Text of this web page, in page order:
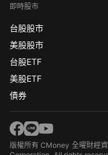
即時股市
台股股市
美股股市
台股ETF
美股ETF
債券
版權所有 CMoney 全曜財